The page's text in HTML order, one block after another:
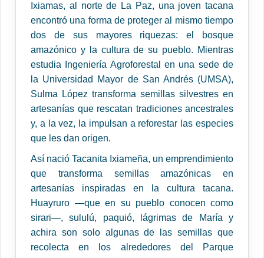
Ixiamas, al norte de La Paz, una joven tacana
encontró una forma de proteger al mismo tiempo
dos de sus mayores riquezas: el bosque
amazónico y la cultura de su pueblo. Mientras
estudia Ingeniería Agroforestal en una sede de
la Universidad Mayor de San Andrés (UMSA),
Sulma López transforma semillas silvestres en
artesanías que rescatan tradiciones ancestrales
y, a la vez, la impulsan a reforestar las especies
que les dan origen.
Así nació Tacanita Ixiameña, un emprendimiento
que transforma semillas amazónicas en
artesanías inspiradas en la cultura tacana.
Huayruro —que en su pueblo conocen como
sirari—, sululú, paquió, lágrimas de María y
achira son solo algunas de las semillas que
recolecta en los alrededores del Parque